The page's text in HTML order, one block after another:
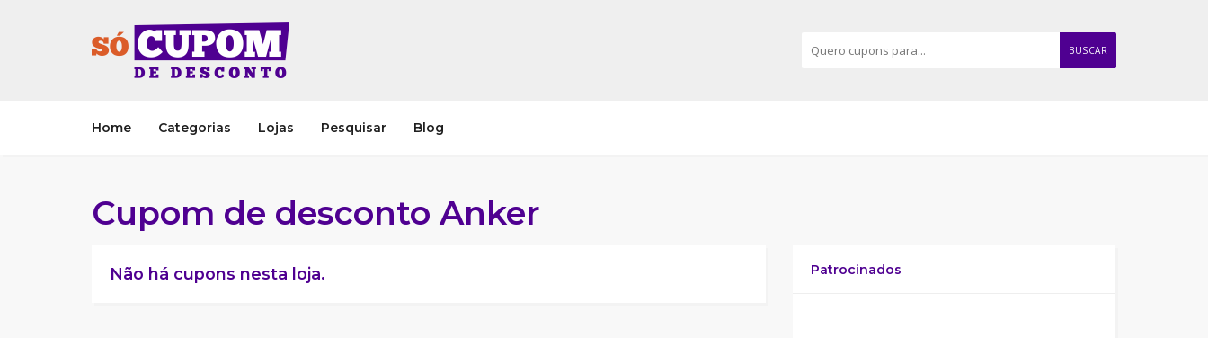
BUSCAR
Home Categorias Lojas Pesquisar Blog
Cupom de desconto Anker
Não há cupons nesta loja. Patrocinados